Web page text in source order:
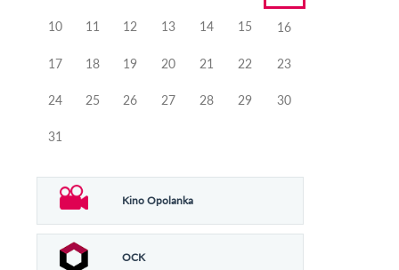
10 11 12 13 14 15 16
17 18 19 20 21 22 23
24 25 26 27 28 29 30
31
Kino Opolanka
OCK